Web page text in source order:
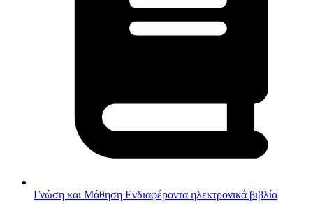
Γνώση και Μάθηση Ενδιαφέροντα ηλεκτρονικά βιβλία